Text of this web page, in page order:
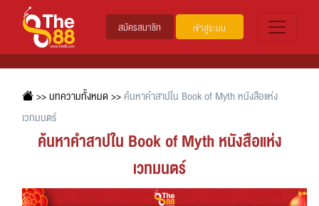
สมัครสมาชิก เข้าสู่ระบบ
>>บทความทั้งหมด >> ค้นหาคำสาปใน Book of Myth หนังสือแห่ง
เวทมนตร์
ค้นหาคำสาปใน Book of Myth หนังสือแห่ง
เวทมนตร์